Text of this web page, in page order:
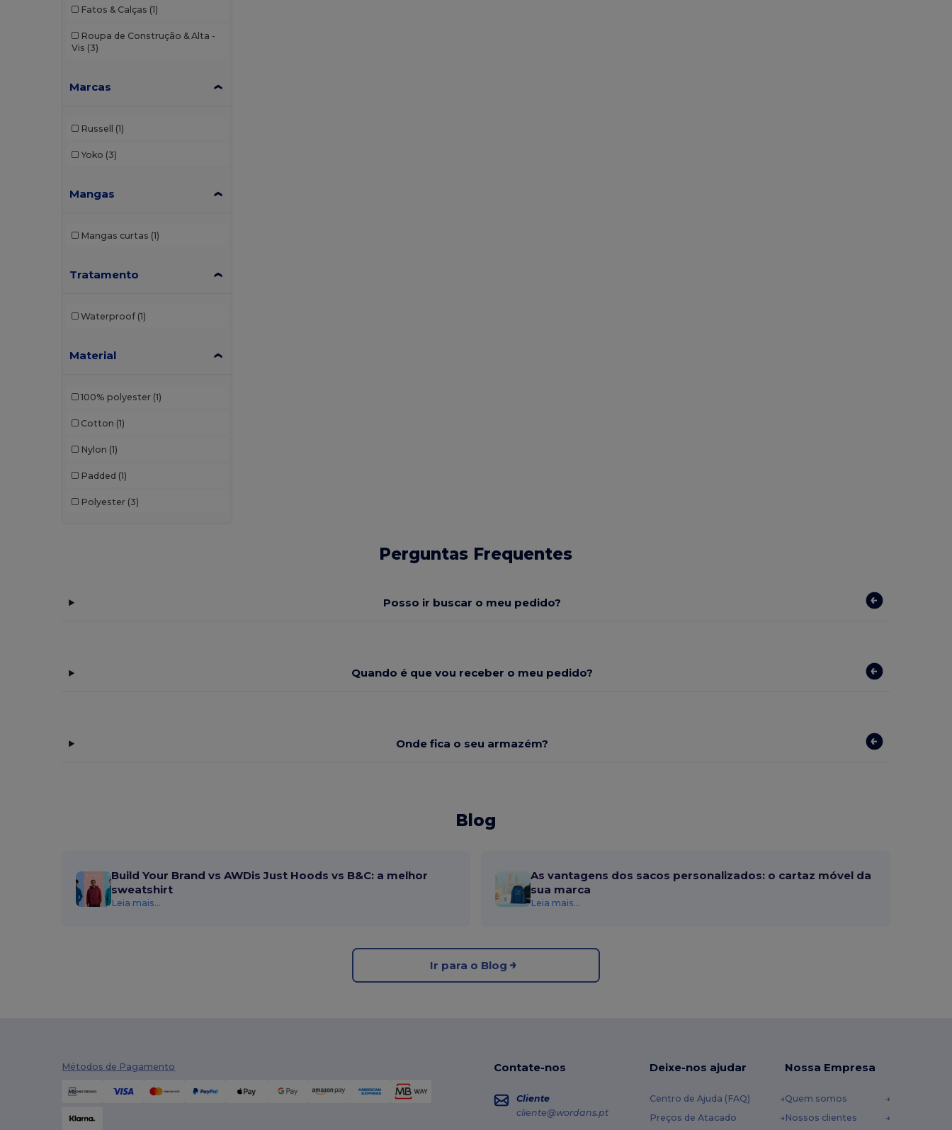
Fatos & Calças (1)
Roupa de Construção & Alta -
Vis (3)
Marcas
Russell (1)
Yoko (3)
Mangas
Mangas curtas (1)
Tratamento
Waterproof (1)
Material
100% polyester (1)
Cotton (1)
Nylon (1)
Padded (1)
Polyester (3)
Perguntas Frequentes
Posso ir buscar o meu pedido?
Quando é que vou receber o meu pedido?
Onde fica o seu armazém?
Blog
Build Your Brand vs AWDis Just Hoods vs B&C: a melhor
sweatshirt
Leia mais...
As vantagens dos sacos personalizados: o cartaz móvel da
sua marca
Leia mais...
Ir para o Blog
Métodos de Pagamento Contate-nos
Cliente
cliente@wordans.pt
Deixe-nos ajudar
Centro de Ajuda (FAQ)
Preços de Atacado
Nossa Empresa
Quem somos
Nossos clientes